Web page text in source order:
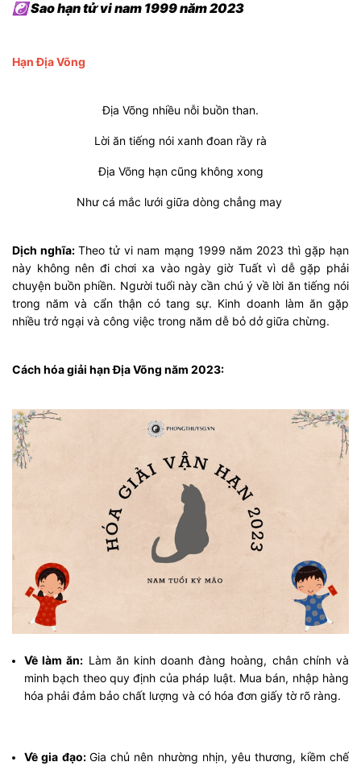
☯ Sao hạn tử vi nam 1999 năm 2023
Hạn Địa Võng
Địa Võng nhiều nỗi buồn than.
Lời ăn tiếng nói xanh đoan rầy rà
Ðịa Võng hạn cũng không xong
Như cá mắc lưới giữa dòng chẳng may
Dịch nghĩa:Theo tử vi nam mạng 1999 năm 2023 thì gặp hạn
này không nên đi chơi xa vào ngày giờ Tuất vì dễ gặp phải
chuyện buồn phiền. Người tuổi này cần chú ý về lời ăn tiếng nói
trong năm và cẩn thận có tang sự. Kinh doanh làm ăn gặp
nhiều trở ngại và công việc trong năm dễ bỏ dở giữa chừng.
Cách hóa giải hạn Địa Võng năm 2023:
Về làm ăn: Làm ăn kinh doanh đàng hoàng, chân chính và
minh bạch theo quy định của pháp luật. Mua bán, nhập hàng
hóa phải đảm bảo chất lượng và có hóa đơn giấy tờ rõ ràng.
Về gia đạo: Gia chủ nên nhường nhịn, yêu thương, kiềm chế